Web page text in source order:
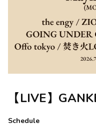
【LIVE】
Schedule